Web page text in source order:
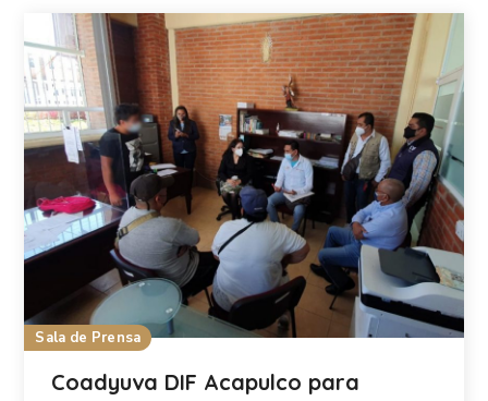
Sala de Prensa
Coadyuva DIF Acapulco para